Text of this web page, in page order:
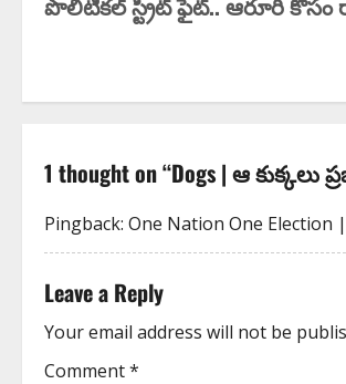
1 thought on “Dogs | ఆ కుక్కలు
Pingback: One Nation One
Leave a Reply
Your email address will not be
Comment*